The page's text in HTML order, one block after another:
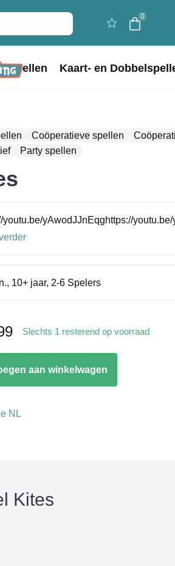
0
Kaart- en
Coöperatieve spellen
Party spellen
youtu.be/yAwodJJnEqghttps://
10+ jaar, 2-6 Spelers
Slechts 1 resterend op voorraad
aan winkelwagen
NL
Kites